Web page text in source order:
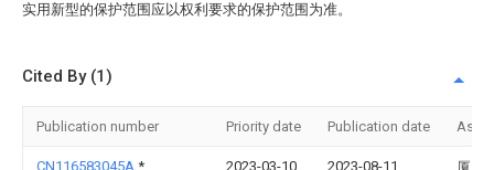
实用新型的保护范围应以权利要求的保护范围为准。
Cited By (1)
Publication number Priority date Publication date
CN116583045A * 2023-03-10 2023-08-11